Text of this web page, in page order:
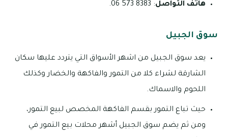
هاتف التواصل: 8383 573 06.
سوق الجبيل
يعد سوق الجبيل من اشهر الأسواق التي يتردد عليها سكان
الشارقة لشراء كلا من التمور والفاكهة والخضار وكذلك
اللحوم والاسماك.
حيث تباع التمور بقسم الفاكهة المخصص لبيع التمور،
ومن ثم يضم سوق الجبيل أشهر محلات بيع التمور في